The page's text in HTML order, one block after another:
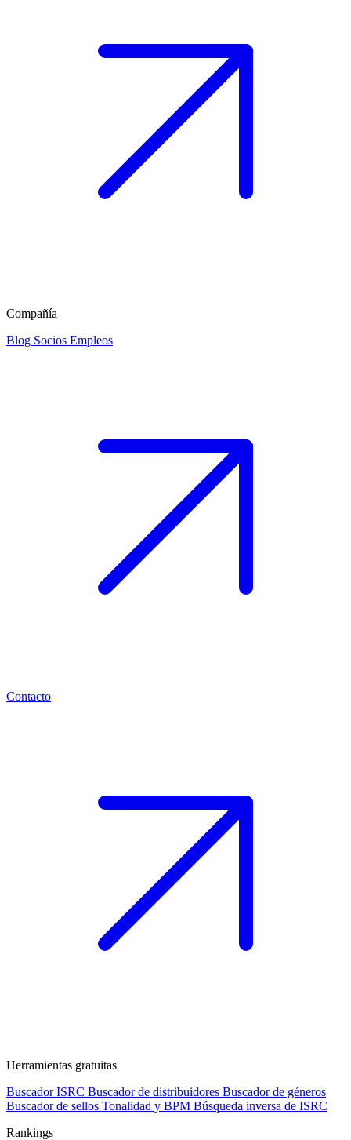
Compañía
Blog Socios Empleos
Contacto
Herramientas gratuitas
Buscador ISRC Buscador de distribuidores Buscador de géneros
Buscador de sellos Tonalidad y BPM Búsqueda inversa de ISRC
Rankings